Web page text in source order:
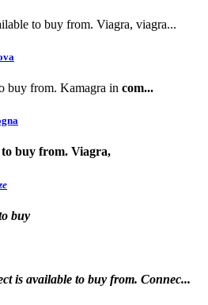
to buy from. Viagra, viagra...
buy from. Kamagra in com...
to buy from. Viagra,
buy
is available to buy from. Connec...